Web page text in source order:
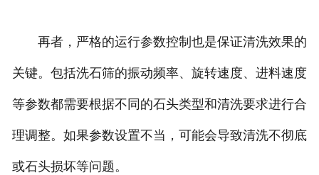
再者，严格的运行参数控制也是保证清洗效果的
关键。包括洗石筛的振动频率、旋转速度、进料速度
等参数都需要根据不同的石头类型和清洗要求进行合
理调整。如果参数设置不当，可能会导致清洗不彻底
或石头损坏等问题。